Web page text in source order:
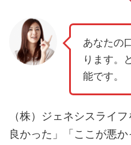
あなたの
ります。
能です。
（株）ジェネシスライ
良かった」「ここが悪